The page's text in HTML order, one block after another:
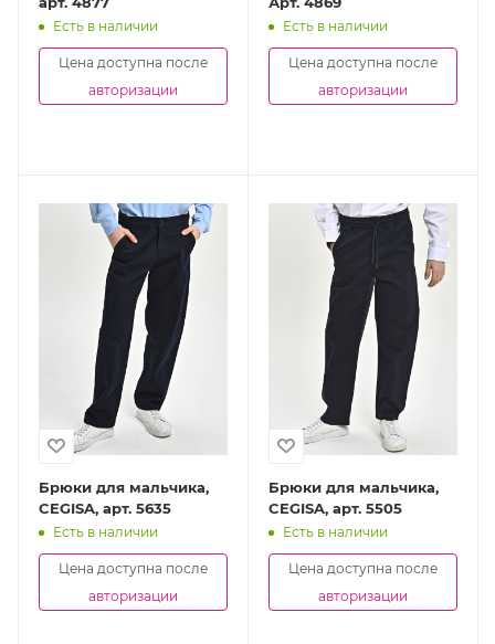
Есть в наличии
Цена доступна после
авторизации
Есть в наличии
Цена доступна после
авторизации
Брюки для мальчика,
CEGISA, арт. 5635
Есть в наличии
Цена доступна после
авторизации
Брюки для мальчика,
CEGISA, арт. 5505
Есть в наличии
Цена доступна после
авторизации